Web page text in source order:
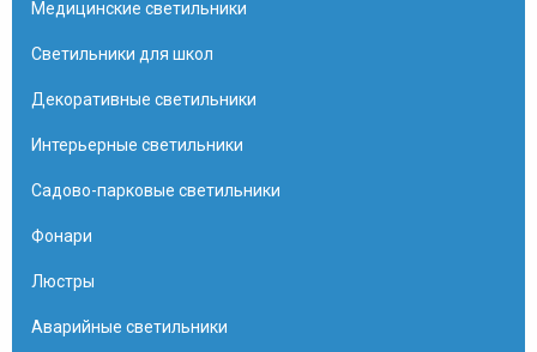
Медицинские светильники
Светильники для школ
Декоративные светильники
Интерьерные светильники
Садово-парковые светильники
Фонари
Люстры
Аварийные светильники